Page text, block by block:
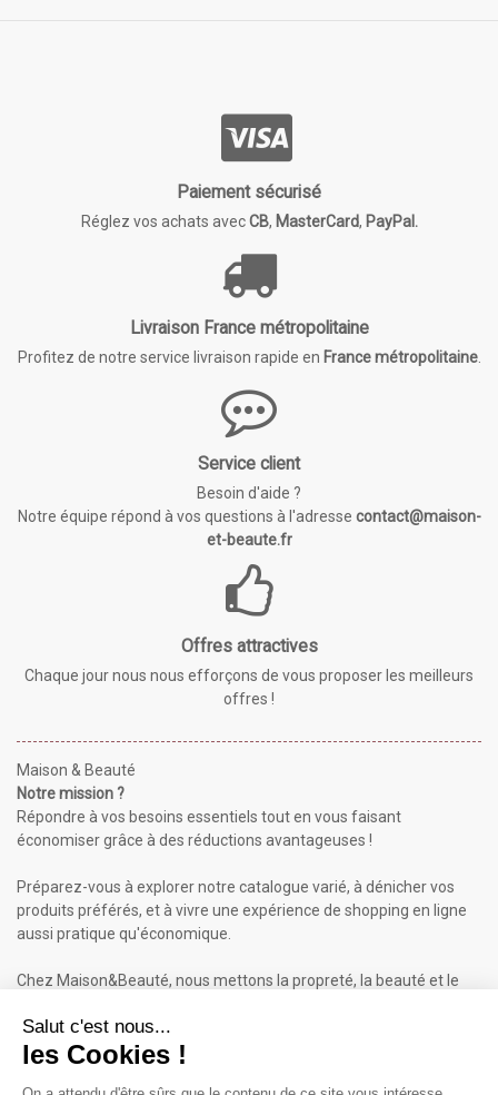
Paiement sécurisé
Réglez vos achats avecCB, MasterCard, PayPal.
Livraison France métropolitaine
Profitez de notre service livraison rapide en France métropolitaine.
Service client
Besoin d'aide ?
Notre équipe répond à vos questions à l'adresse contact@maison-
et-beaute.fr
Offres attractives
Chaque jour nous nous efforçons de vous proposer les meilleurs
offres !
Maison & Beauté
Notre mission ?
Répondre à vos besoins essentiels tout en vous faisant
économiser grâce à des réductions avantageuses !
Préparez-vous à explorer notre catalogue varié, à dénicher vos
produits préférés, et à vivre une expérience de shopping en ligne
aussi pratique qu'économique.
Chez Maison&Beauté, nous mettons la propreté, la beauté et le
Maison & Beauté : Informations
À propos de nous